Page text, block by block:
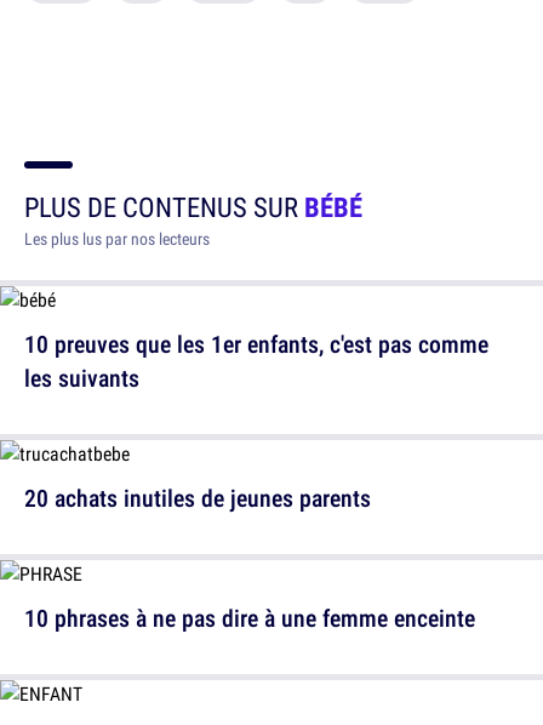
PLUS DE CONTENUS SURBÉBÉ
Les plus lus par nos lecteurs
10 preuves que les 1er enfants, c'est pas comme
les suivants
10 phrases à ne pas dire à une femme enceinte
20 achats inutiles de jeunes parents